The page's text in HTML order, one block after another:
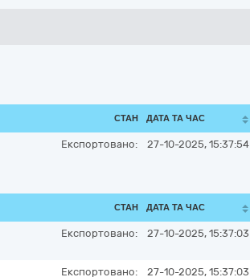
СТАН ДАТА ТА ЧАС
Експортовано: 27-10-2025, 15:37:54
СТАН ДАТА ТА ЧАС
Експортовано: 27-10-2025, 15:37:03
Експортовано: 27-10-2025, 15:37:03